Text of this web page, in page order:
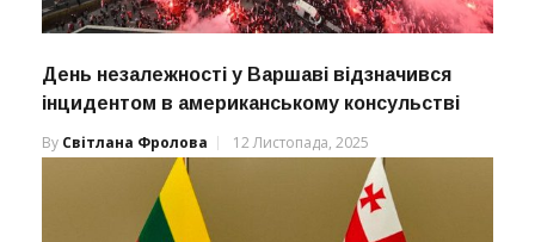
День незалежності у Варшаві відзначився
інцидентом в американському консульстві
By Світлана Фролова 12 Листопада, 2025